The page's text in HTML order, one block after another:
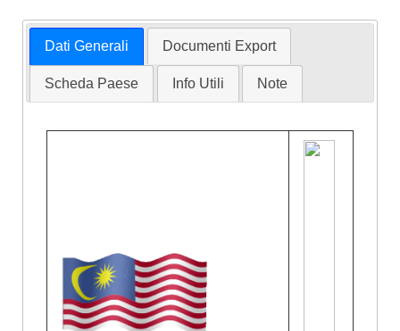
Dati Generali Documenti Export
Scheda Paese Info Utili Note